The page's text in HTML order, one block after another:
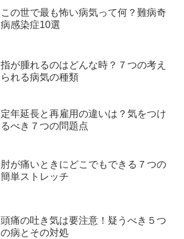
この世で最も怖い病気って何？難病奇
病感染症10選
指が腫れるのはどんな時？７つの考え
られる病気の種類
定年延長と再雇用の違いは？気をつけ
るべき７つの問題点
肘が痛いときにどこでもできる７つの
簡単ストレッチ
頭痛の吐き気は要注意！疑うべき５つ
の病とその対処